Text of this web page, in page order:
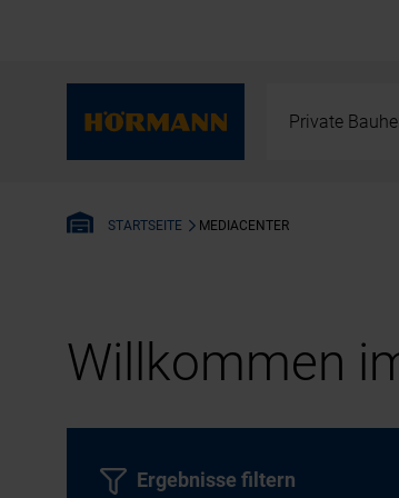
Private
STARTSEITE MEDIACENTER
Willkommen
Ergebnisse filtern